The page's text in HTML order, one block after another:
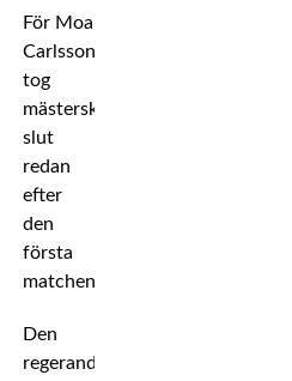
För Moa
Carlsson
tog
mästerskapet
slut
redan
efter
den
första
matchen.
Den
regerande